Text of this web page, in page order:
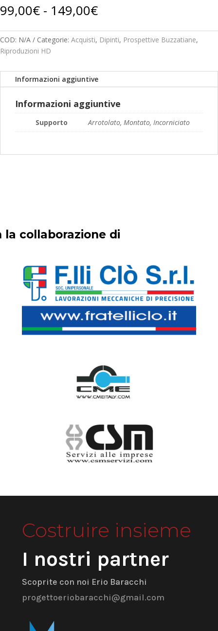
99,00€ - 149,00€Fascia
di
prezzo:
da
149,00€
COD: N/A Categorie: Acquisti, Dipinti, Prospettive Buzzatiane,
Riproduzioni HD
Informazioni aggiuntive
Informazioni aggiuntive
Supporto Arrotolato, Montato, Incorniciato
la collaborazione di
Costruire insieme
I nostri partner
Scoprite con noi Erio Baracchi
progettoeriobaracchi@gmail.com